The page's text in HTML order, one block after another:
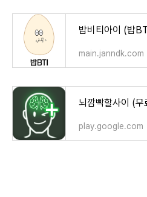
밥비티아이 (밥
main.janndk.com
play.google.com